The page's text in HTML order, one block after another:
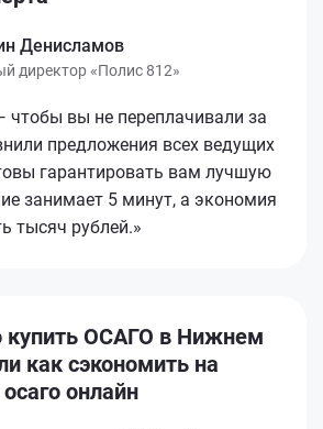
Денисламов
директор «Полис 812»
вы не переплачивали за
предложения всех ведущих
гарантировать вам лучшую
занимает 5 минут, а экономия
тысяч рублей.»
купить ОСАГО в Нижнем
как сэкономить на
онлайн